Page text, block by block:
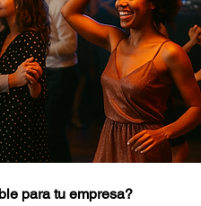
para tu empresa?